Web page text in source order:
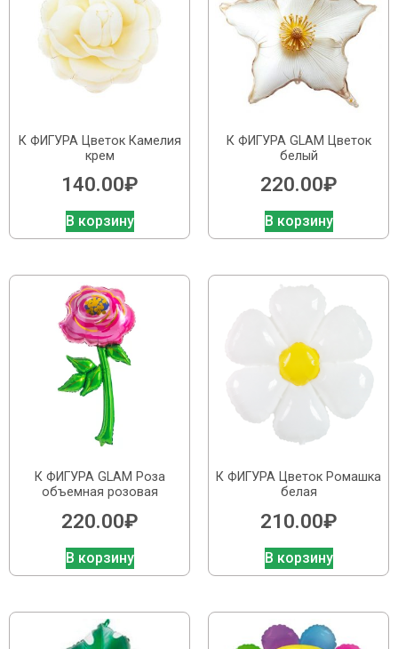
К ФИГУРА Цветок Камелия
крем
140.00₽
В корзину
К ФИГУРА GLAM Цветок
белый
220.00₽
В корзину
К ФИГУРА GLAM Роза
объемная розовая
220.00₽
В корзину
К ФИГУРА Цветок Ромашка
белая
210.00₽
В корзину